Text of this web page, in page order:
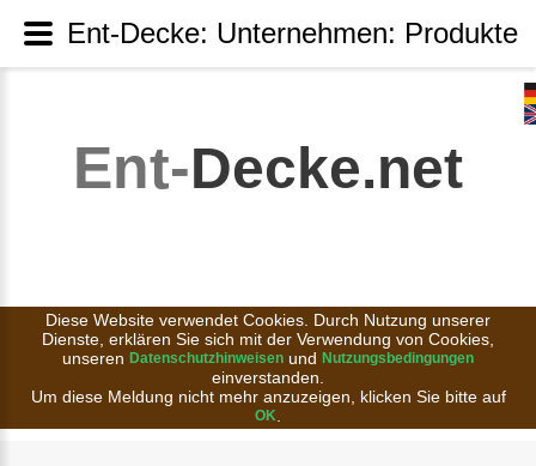
Ent-Decke.net
Diese Website verwendet Cookies. Durch Nutzung unserer
Dienste, erklären Sie sich mit der Verwendung von Cookies,
unseren Datenschutzhinweisen und Nutzungsbedingungen
einverstanden.
Um diese Meldung nicht mehr anzuzeigen, klicken Sie bitte auf
OK
Ent-Decke: Unternehmen: Produkte